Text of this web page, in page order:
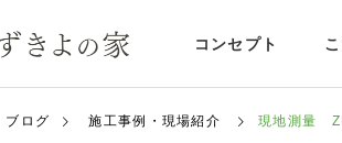
コンセプト
ブログ 施工事例・現場紹介 現地測量